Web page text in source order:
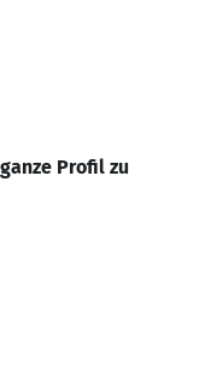
Profil zu